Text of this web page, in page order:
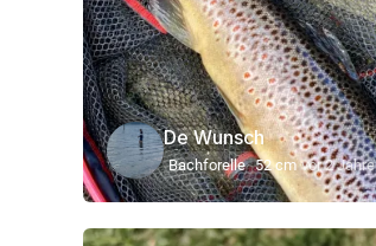
De Wunsch
Bachforelle 52 cm vor 2 Jahre